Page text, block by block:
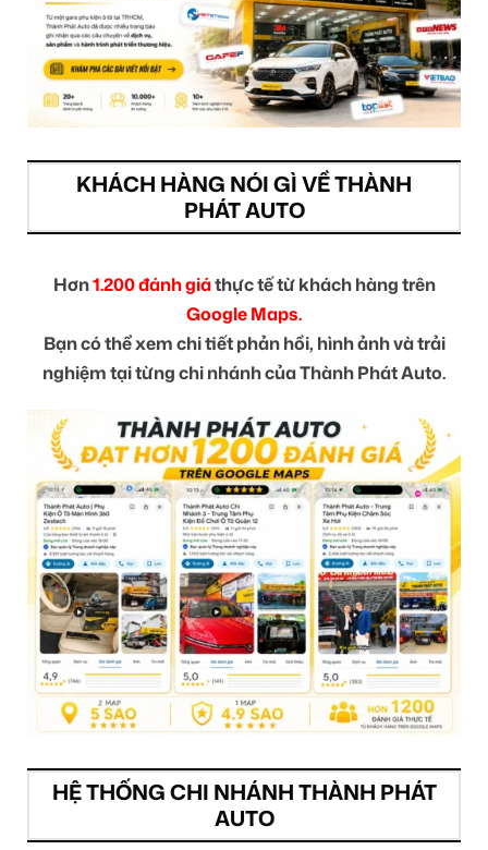
KHÁCH HÀNG NÓI GÌ VỀ THÀNH
PHÁT AUTO
Hơn1.200 đánh giáthực tế từ khách hàng trên
Google Maps.
Bạn có thể xem chi tiết phản hồi, hình ảnh và trải
nghiệm tại từng chi nhánh của Thành Phát Auto.
HỆ THỐNG CHI NHÁNH THÀNH PHÁT
AUTO